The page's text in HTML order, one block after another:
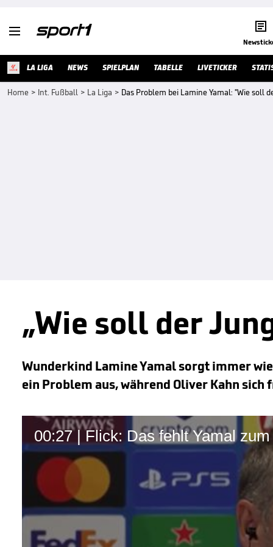
 
LA LIGA NEWS SPIELPLAN TABELLE LIVETICKER
Home > Int. Fußball > La Liga > Das Problem bei Lamine Yamal: "Wie soll
„Wie soll der
Wunderkind Lamine Yamal sorgt immer
ein Problem aus, während Oliver Kahn
00:27 | Flick: Das fehlt Yamal